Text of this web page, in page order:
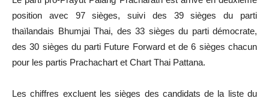
position avec 97 sièges, suivi des 39 sièges du parti
thaïlandais Bhumjai Thai, des 33 sièges du parti démocrate,
des 30 sièges du parti Future Forward et de 6 sièges chacun
pour les partis Prachachart et Chart Thai Pattana.
Les chiffres excluent les sièges des candidats de la liste du